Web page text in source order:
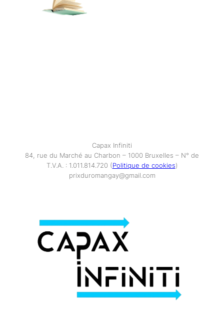
Capax Infiniti
84, rue du Marché au Charbon – 1000 Bruxelles – N° de
T.V.A. : 1.011.814.720 ( Politique de cookies)
prixduromangay@gmail.com